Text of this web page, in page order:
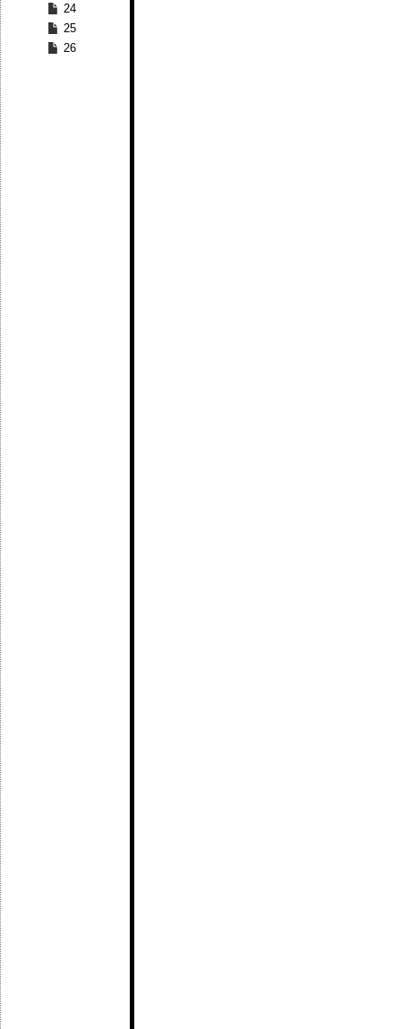
24
25
26